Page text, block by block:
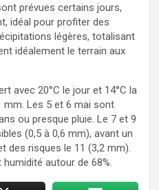
prévues certains jours,
idéal pour profiter des
légères, totalisant
idéalement le terrain aux
avec 20°C le jour et 14°C la
mm. Les 5 et 6 mai sont
ou presque pluie. Le 7 et 9
(0,5 à 0,6 mm), avant un
des risques le 11 (3,2 mm).
autour de 68%.